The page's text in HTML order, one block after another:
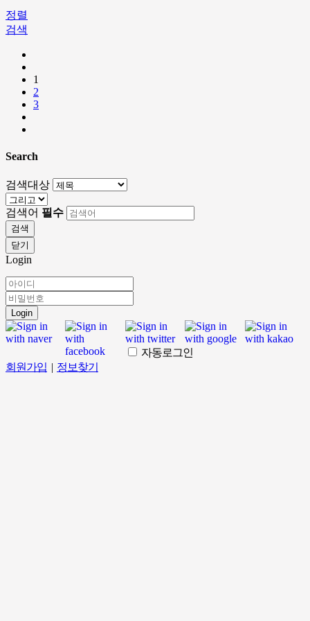
정렬
검색
1
2
3
Search
검색대상
검색어 필수
검색
닫기
Login
Login
자동로그인
회원가입 | 정보찾기